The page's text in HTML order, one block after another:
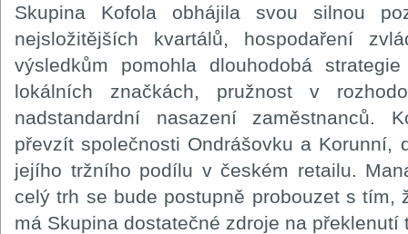
Skupina Kofola obhájila svou silnou
nejsložitějších kvartálů, hospodaření
výsledkům pomohla dlouhodobá
lokálních značkách, pružnost v
nadstandardní nasazení zaměstnanců.
převzít společnosti Ondrášovku a Korunní,
jejího tržního podílu v českém retailu.
celý trh se bude postupně probouzet s
má Skupina dostatečné zdroje na překlenutí